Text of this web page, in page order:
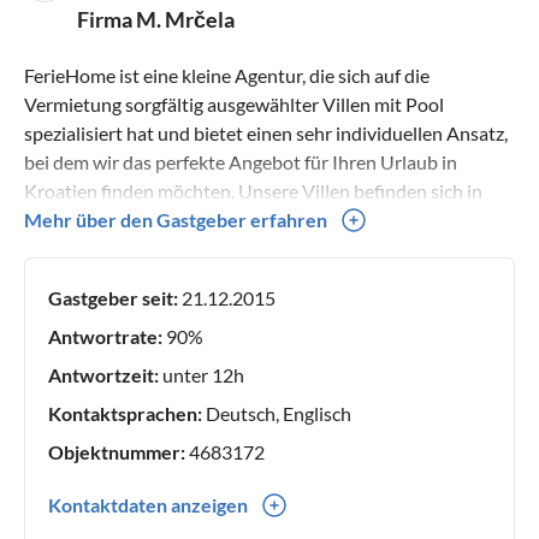
Firma M. Mrčela
FerieHome ist eine kleine Agentur, die sich auf die
Vermietung sorgfältig ausgewählter Villen mit Pool
spezialisiert hat und bietet einen sehr individuellen Ansatz,
bei dem wir das perfekte Angebot für Ihren Urlaub in
Kroatien finden möchten. Unsere Villen befinden sich in
Mitteldalmatien, der beliebtesten und schönsten Region
abenteuerlichen, familiären, historischen, medizinischen
oder anderen Urlaubstyp bevorzugt, diese Gegend bietet
präsentierten Unterkünfte der beste Preis garantiert.
Mehr über den Gastgeber erfahren
Gastgeber seit: 21.12.2015
Antwortrate: 90%
Antwortzeit: unter 12h
Kontaktsprachen: Deutsch, Englisch
Objektnummer:4683172
Kontaktdaten anzeigen